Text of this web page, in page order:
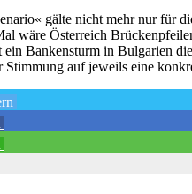
gälte nicht mehr nur für
wäre Österreich
ein Bankensturm in Bulgarien
Stimmung auf jeweils eine